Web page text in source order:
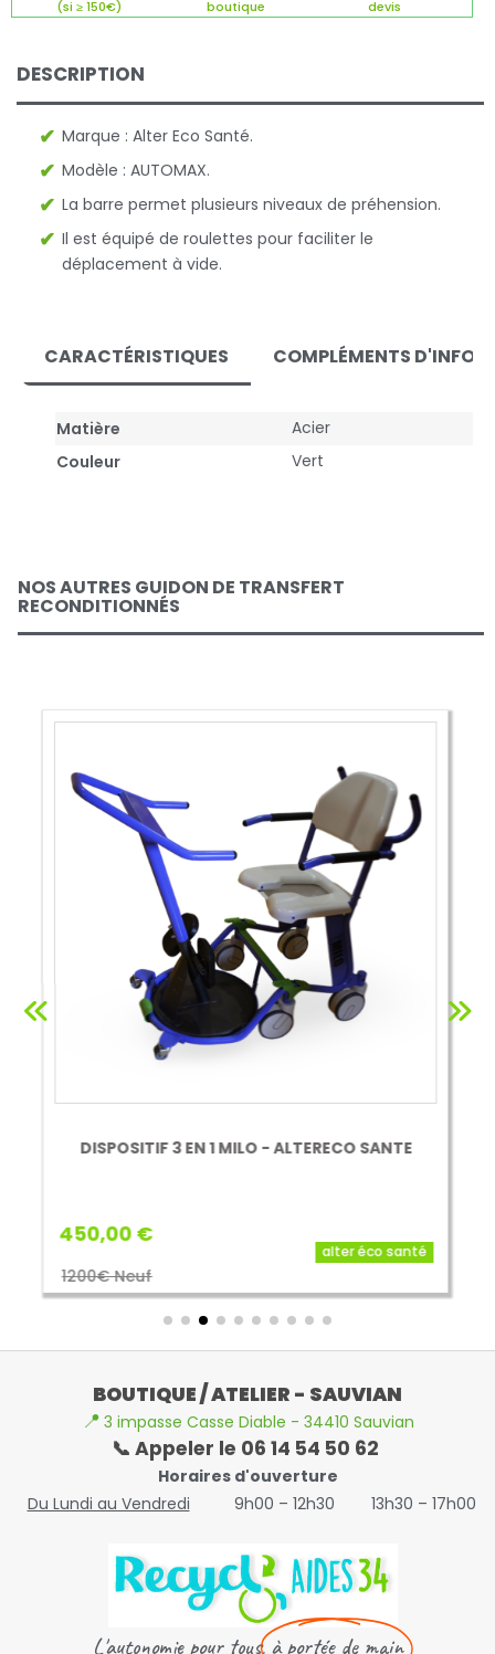
(si ≥ 150€)
boutique
devis
DESCRIPTION
Marque : Alter Eco Santé.
Modèle : AUTOMAX.
La barre permet plusieurs niveaux de préhension.
Il est équipé de roulettes pour faciliter le
déplacement à vide.
CARACTÉRISTIQUES COMPLÉMENTS
Matière
Acier
Couleur
Vert
NOS AUTRES GUIDON DE TRANSFERT
RECONDITIONNÉS
DISPOSITIF 3 EN 1 MILO - ALTERECO SANTE
450,00 €
1200€ Neuf
alter éco santé
BOUTIQUE / ATELIER - SAUVIAN
📍 3 impasse Casse Diable - 34410 Sauvian
📞 Appeler le 06 14 54 50 62
Horaires d'ouverture
Du Lundi au Vendredi
9h00 – 12h30 13h30 – 17h00
L'autonomie pour tous,à portée de main